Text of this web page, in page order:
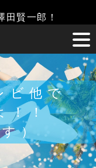
賢一郎！
ビ他で
！！
）